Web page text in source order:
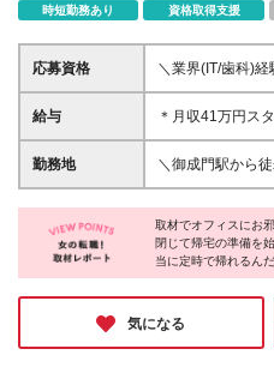
時短勤務あり
資格取得支援
応募資格
＼業界(IT/歯科)経験不問／ ◆顧客
（1年以上） ◆学
給与
＊月収41万円ス
績連動型） ＊年収500万
417,000円 ※月給は経験・スキルを考慮し決定してい
します ※試用期
りません)
勤務地
＼御成門駅から
6-17-21 住友不動産 御
上記を除く当社
取材でオフィスにお
閉じて帰宅の準備を
当に定時で帰れるん
した瞬間です。また
と社長室の仕切りを
得。役職の垣根を越
くできる。そんな居
気になる